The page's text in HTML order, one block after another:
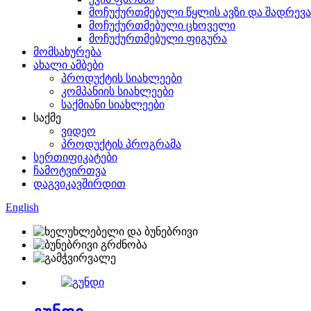
მოჩუქურთმებული წყლის ავზი და
მოჩუქურთმებული ცხოველი
მოჩუქურთმებული ფიგურა
მომსახურება
ახალი ამბები
პროდუქტის სიახლეები
კომპანიის სიახლეები
საქმიანი სიახლეები
საქმე
ვიდეო
პროდუქტის პროგრამა
სერთიფიკატები
ჩამოტვირთვა
დაგვიკავშირდით
English